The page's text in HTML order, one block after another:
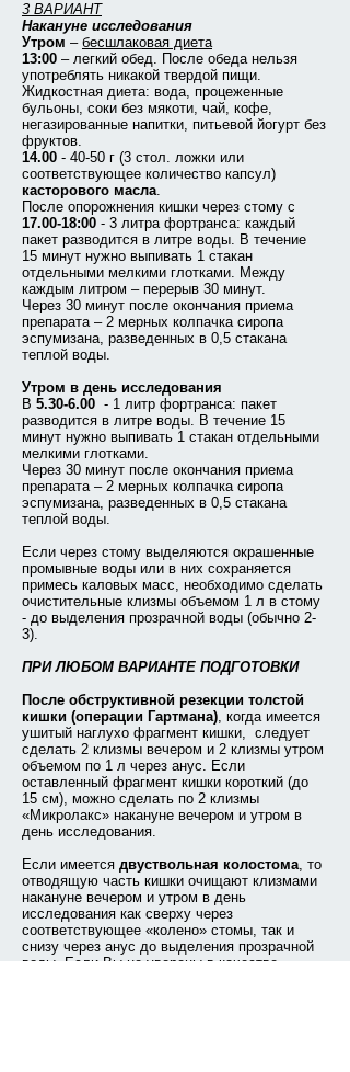
3 ВАРИАНТ
Накануне исследования
Утром – бесшлаковая диета
13:00 – легкий обед. После обеда нельзя
употреблять никакой твердой пищи.
Жидкостная диета: вода, процеженные
бульоны, соки без мякоти, чай, кофе,
негазированные напитки, питьевой йогурт без
фруктов.
14.00 - 40-50 г (3 стол. ложки или
соответствующее количество капсул)
касторового масла.
После опорожнения кишки через стому с
17.00-18:00 - 3 литра фортранса: каждый
пакет разводится в литре воды. В течение
15 минут нужно выпивать 1 стакан
отдельными мелкими глотками. Между
каждым литром – перерыв 30 минут.
Через 30 минут после окончания приема
препарата – 2 мерных колпачка сиропа
эспумизана, разведенных в 0,5 стакана
теплой воды.
Утром в день исследования
В 5.30-6.00 - 1 литр фортранса: пакет
разводится в литре воды. В течение 15
минут нужно выпивать 1 стакан отдельными
мелкими глотками.
Через 30 минут после окончания приема
препарата – 2 мерных колпачка сиропа
эспумизана, разведенных в 0,5 стакана
теплой воды.
Если через стому выделяются окрашенные
промывные воды или в них сохраняется
примесь каловых масс, необходимо сделать
очистительные клизмы объемом 1 л в стому
- до выделения прозрачной воды (обычно 2-
3).
ПРИ ЛЮБОМ ВАРИАНТЕ ПОДГОТОВКИ
После обструктивной резекции толстой
кишки (операции Гартмана), когда имеется
ушитый наглухо фрагмент кишки, следует
сделать 2 клизмы вечером и 2 клизмы утром
объемом по 1 л через анус. Если
оставленный фрагмент кишки короткий (до
15 см), можно сделать по 2 клизмы
«Микролакс» накануне вечером и утром в
день исследования.
Если имеется двуствольная колостома, то
отводящую часть кишки очищают клизмами
накануне вечером и утром в день
исследования как сверху через
соответствующее «колено» стомы, так и
снизу через анус до выделения прозрачной
воды. Если Вы не уверены в качестве